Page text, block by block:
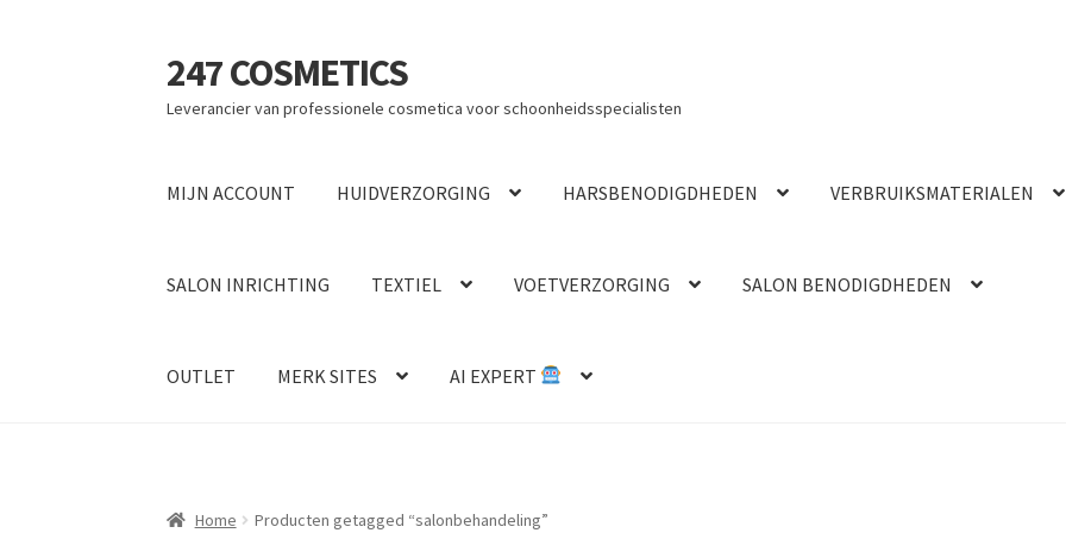
Ga
door
naar
Ga
naar
de
247 COSMETICS
Leverancier van professionele cosmetica voor schoonheidsspecialisten
MIJN ACCOUNT HUIDVERZORGING HARSBENODIGDHEDEN VERBRUIKSMATERIALEN
SALON INRICHTING TEXTIEL VOETVERZORGING SALON BENODIGDHEDEN
OUTLET MERK SITES AI EXPERT
Home Producten getagged “salonbehandeling”